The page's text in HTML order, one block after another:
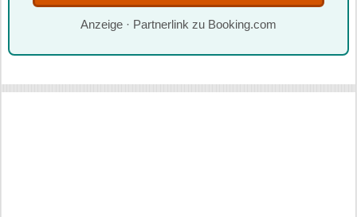
Anzeige · Partnerlink zu Booking.com